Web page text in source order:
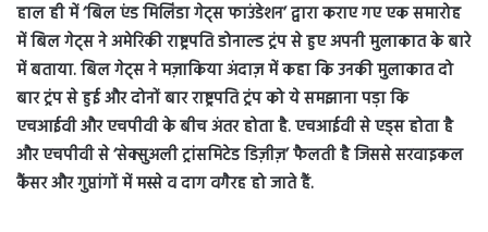
हाल ही में ‘बिल एंड मिलिंडा गेट्स फाउंडेशन’ द्वारा कराए गए एक समारोह
में बिल गेट्स ने अमेरिकी राष्ट्रपति डोनाल्ड ट्रंप से हुए अपनी मुलाकात के बारे
में बताया. बिल गेट्स ने मज़ाकिया अंदाज़ में कहा कि उनकी मुलाकात दो
बार ट्रंप से हुई और दोनों बार राष्ट्रपति ट्रंप को ये समझाना पड़ा कि
एचआईवी और एचपीवी के बीच अंतर होता है. एचआईवी से एड्स होता है
और एचपीवी से ‘सेक्सुअली ट्रांसमिटेड डिज़ीज़’ फैलती है जिससे सरवाइकल
कैंसर और गुप्तांगों में मस्से व दाग वगैरह हो जाते हैं.